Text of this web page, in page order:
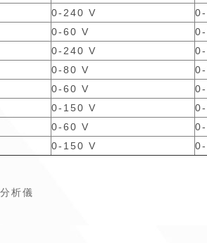
0-240 V
0-60 V
0-240 V
0-80 V
0-60 V
0-150 V
0-60 V
0-150 V
析儀